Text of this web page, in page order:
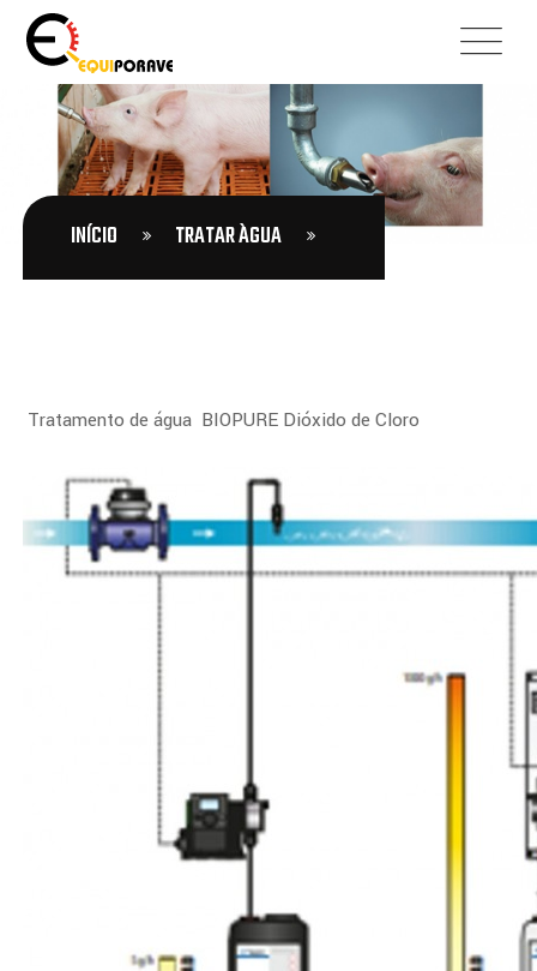
INÍCIO TRATAR ÀGUA
Tratamento de água BIOPURE Dióxido de Cloro